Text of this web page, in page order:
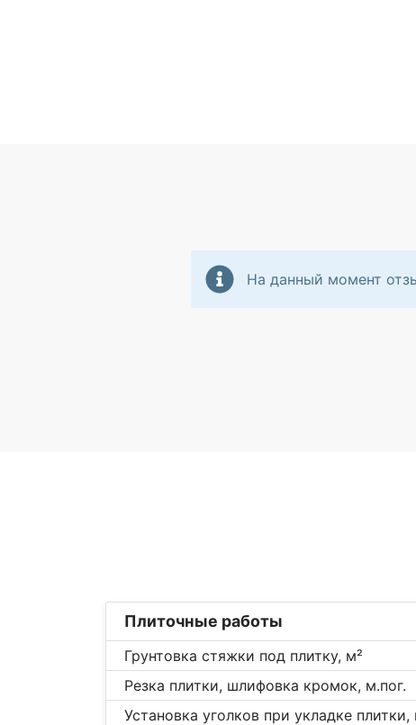
На данный момент
Плиточные работы
Грунтовка стяжки под плитку, м²
Резка плитки, шлифовка кромок, м.пог.
Установка уголков при укладке плитки,